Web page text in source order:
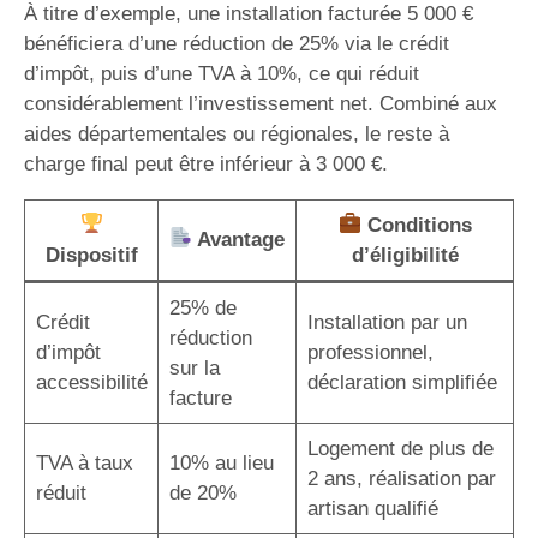
À titre d’exemple, une installation facturée 5 000 €
bénéficiera d’une réduction de 25% via le crédit
d’impôt, puis d’une TVA à 10%, ce qui réduit
considérablement l’investissement net. Combiné aux
aides départementales ou régionales, le reste à
charge final peut être inférieur à 3 000 €.
Dispositif
Avantage
Conditions
d’éligibilité
Crédit
d’impôt
accessibilité
25% de
réduction
sur la
facture
Installation par un
professionnel,
déclaration simplifiée
TVA à taux
réduit
10% au lieu
de 20%
Logement de plus de
2 ans, réalisation par
artisan qualifié